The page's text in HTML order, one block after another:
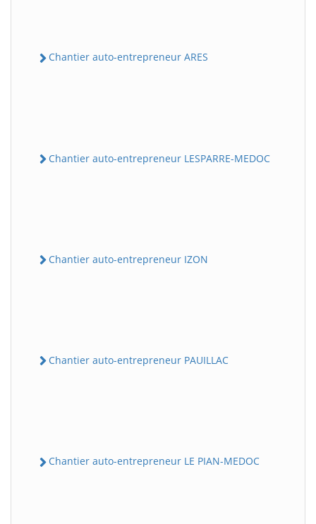
Chantier auto-entrepreneur ARES
Chantier auto-entrepreneur LESPARRE-MEDOC
Chantier auto-entrepreneur IZON
Chantier auto-entrepreneur PAUILLAC
Chantier auto-entrepreneur LE PIAN-MEDOC